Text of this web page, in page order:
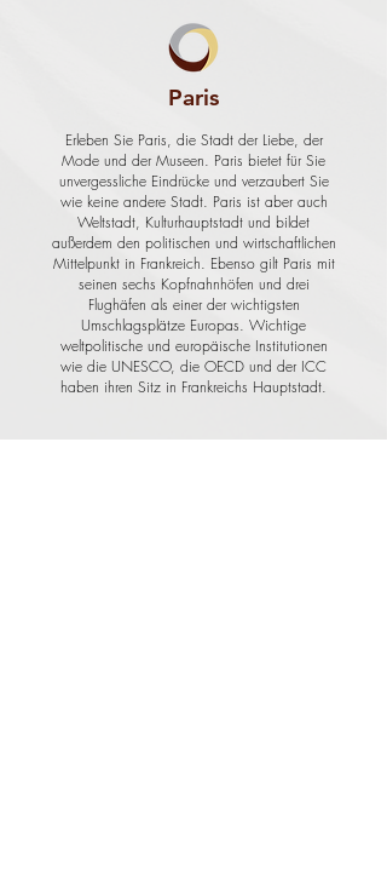
Paris
Erleben Sie Paris, die Stadt der Liebe, der
Mode und der Museen. Paris bietet für Sie
unvergessliche Eindrücke und verzaubert Sie
wie keine andere Stadt. Paris ist aber auch
Weltstadt, Kulturhauptstadt und bildet
außerdem den politischen und wirtschaftlichen
Mittelpunkt in Frankreich. Ebenso gilt Paris mit
seinen sechs Kopfnahnhöfen und drei
Flughäfen als einer der wichtigsten
Umschlagsplätze Europas. Wichtige
weltpolitische und europäische Institutionen
wie die UNESCO, die OECD und der ICC
haben ihren Sitz in Frankreichs Hauptstadt.